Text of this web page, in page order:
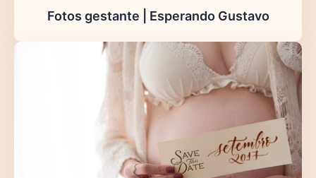
Fotos gestante | Esperando Gustavo